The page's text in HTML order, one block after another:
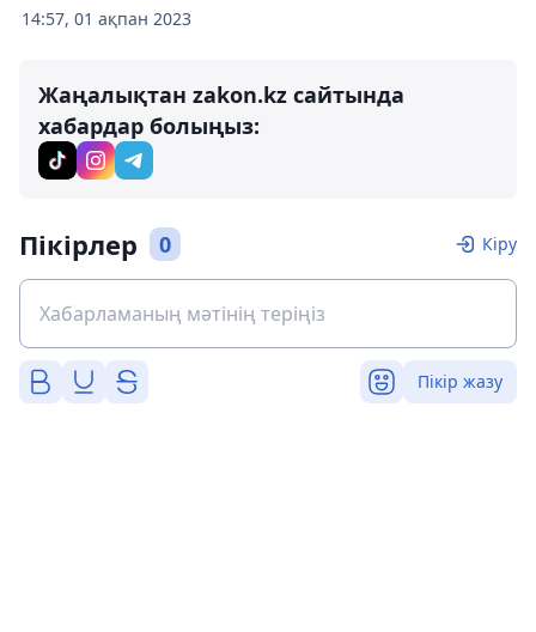
14:57, 01 ақпан 2023
Жаңалықтан zakon.kz сайтында
хабардар болыңыз:
Пікірлер 0 Кіру
Пікір жазу